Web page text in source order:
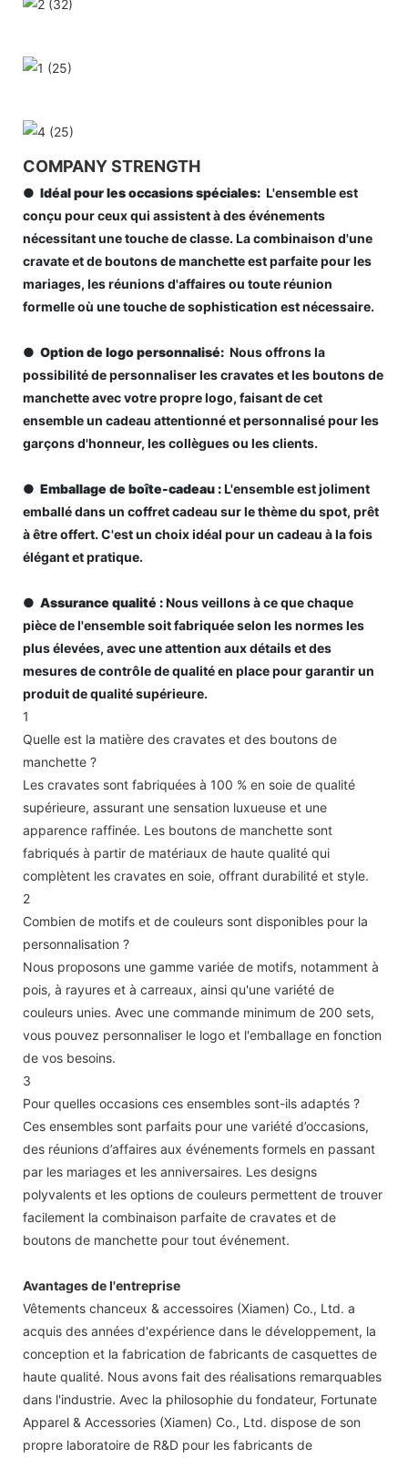
COMPANY STRENGTH
● Idéal pour les occasions spéciales: L'ensemble est
conçu pour ceux qui assistent à des événements
nécessitant une touche de classe. La combinaison d'une
cravate et de boutons de manchette est parfaite pour les
mariages, les réunions d'affaires ou toute réunion
formelle où une touche de sophistication est nécessaire.
● Option de logo personnalisé: Nous offrons la
possibilité de personnaliser les cravates et les boutons de
manchette avec votre propre logo, faisant de cet
ensemble un cadeau attentionné et personnalisé pour les
garçons d'honneur, les collègues ou les clients.
● Emballage de boîte-cadeau:L'ensemble est joliment
emballé dans un coffret cadeau sur le thème du spot, prêt
à être offert. C'est un choix idéal pour un cadeau à la fois
élégant et pratique.
● Assurance qualité :Nous veillons à ce que chaque
pièce de l'ensemble soit fabriquée selon les normes les
plus élevées, avec une attention aux détails et des
mesures de contrôle de qualité en place pour garantir un
produit de qualité supérieure.
1
Quelle est la matière des cravates et des boutons de
manchette ?
Les cravates sont fabriquées à 100 % en soie de qualité
supérieure, assurant une sensation luxueuse et une
apparence raffinée. Les boutons de manchette sont
fabriqués à partir de matériaux de haute qualité qui
complètent les cravates en soie, offrant durabilité et style.
2
Combien de motifs et de couleurs sont disponibles pour la
personnalisation ?
Nous proposons une gamme variée de motifs, notamment à
pois, à rayures et à carreaux, ainsi qu'une variété de
couleurs unies. Avec une commande minimum de 200 sets,
vous pouvez personnaliser le logo et l'emballage en fonction
de vos besoins.
3
Pour quelles occasions ces ensembles sont-ils adaptés ?
Ces ensembles sont parfaits pour une variété d’occasions,
des réunions d’affaires aux événements formels en passant
par les mariages et les anniversaires. Les designs
polyvalents et les options de couleurs permettent de trouver
facilement la combinaison parfaite de cravates et de
boutons de manchette pour tout événement.
Avantages de l'entreprise
Vêtements chanceux & accessoires (Xiamen) Co., Ltd. a
acquis des années d'expérience dans le développement, la
conception et la fabrication de fabricants de casquettes de
haute qualité. Nous avons fait des réalisations remarquables
dans l'industrie. Avec la philosophie du fondateur, Fortunate
Apparel & Accessories (Xiamen) Co., Ltd. dispose de son
propre laboratoire de R&D pour les fabricants de